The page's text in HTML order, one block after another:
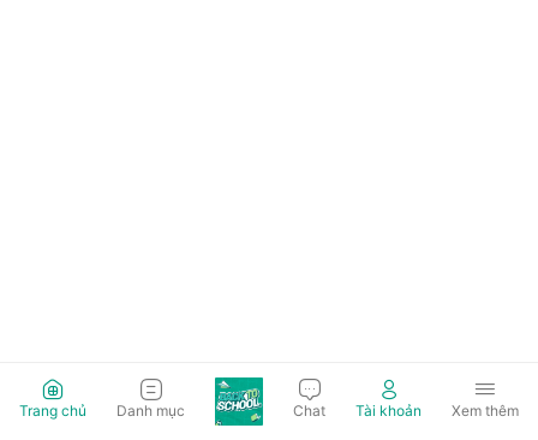
Trang chủ Danh mục Chat Tài khoản Xem thêm